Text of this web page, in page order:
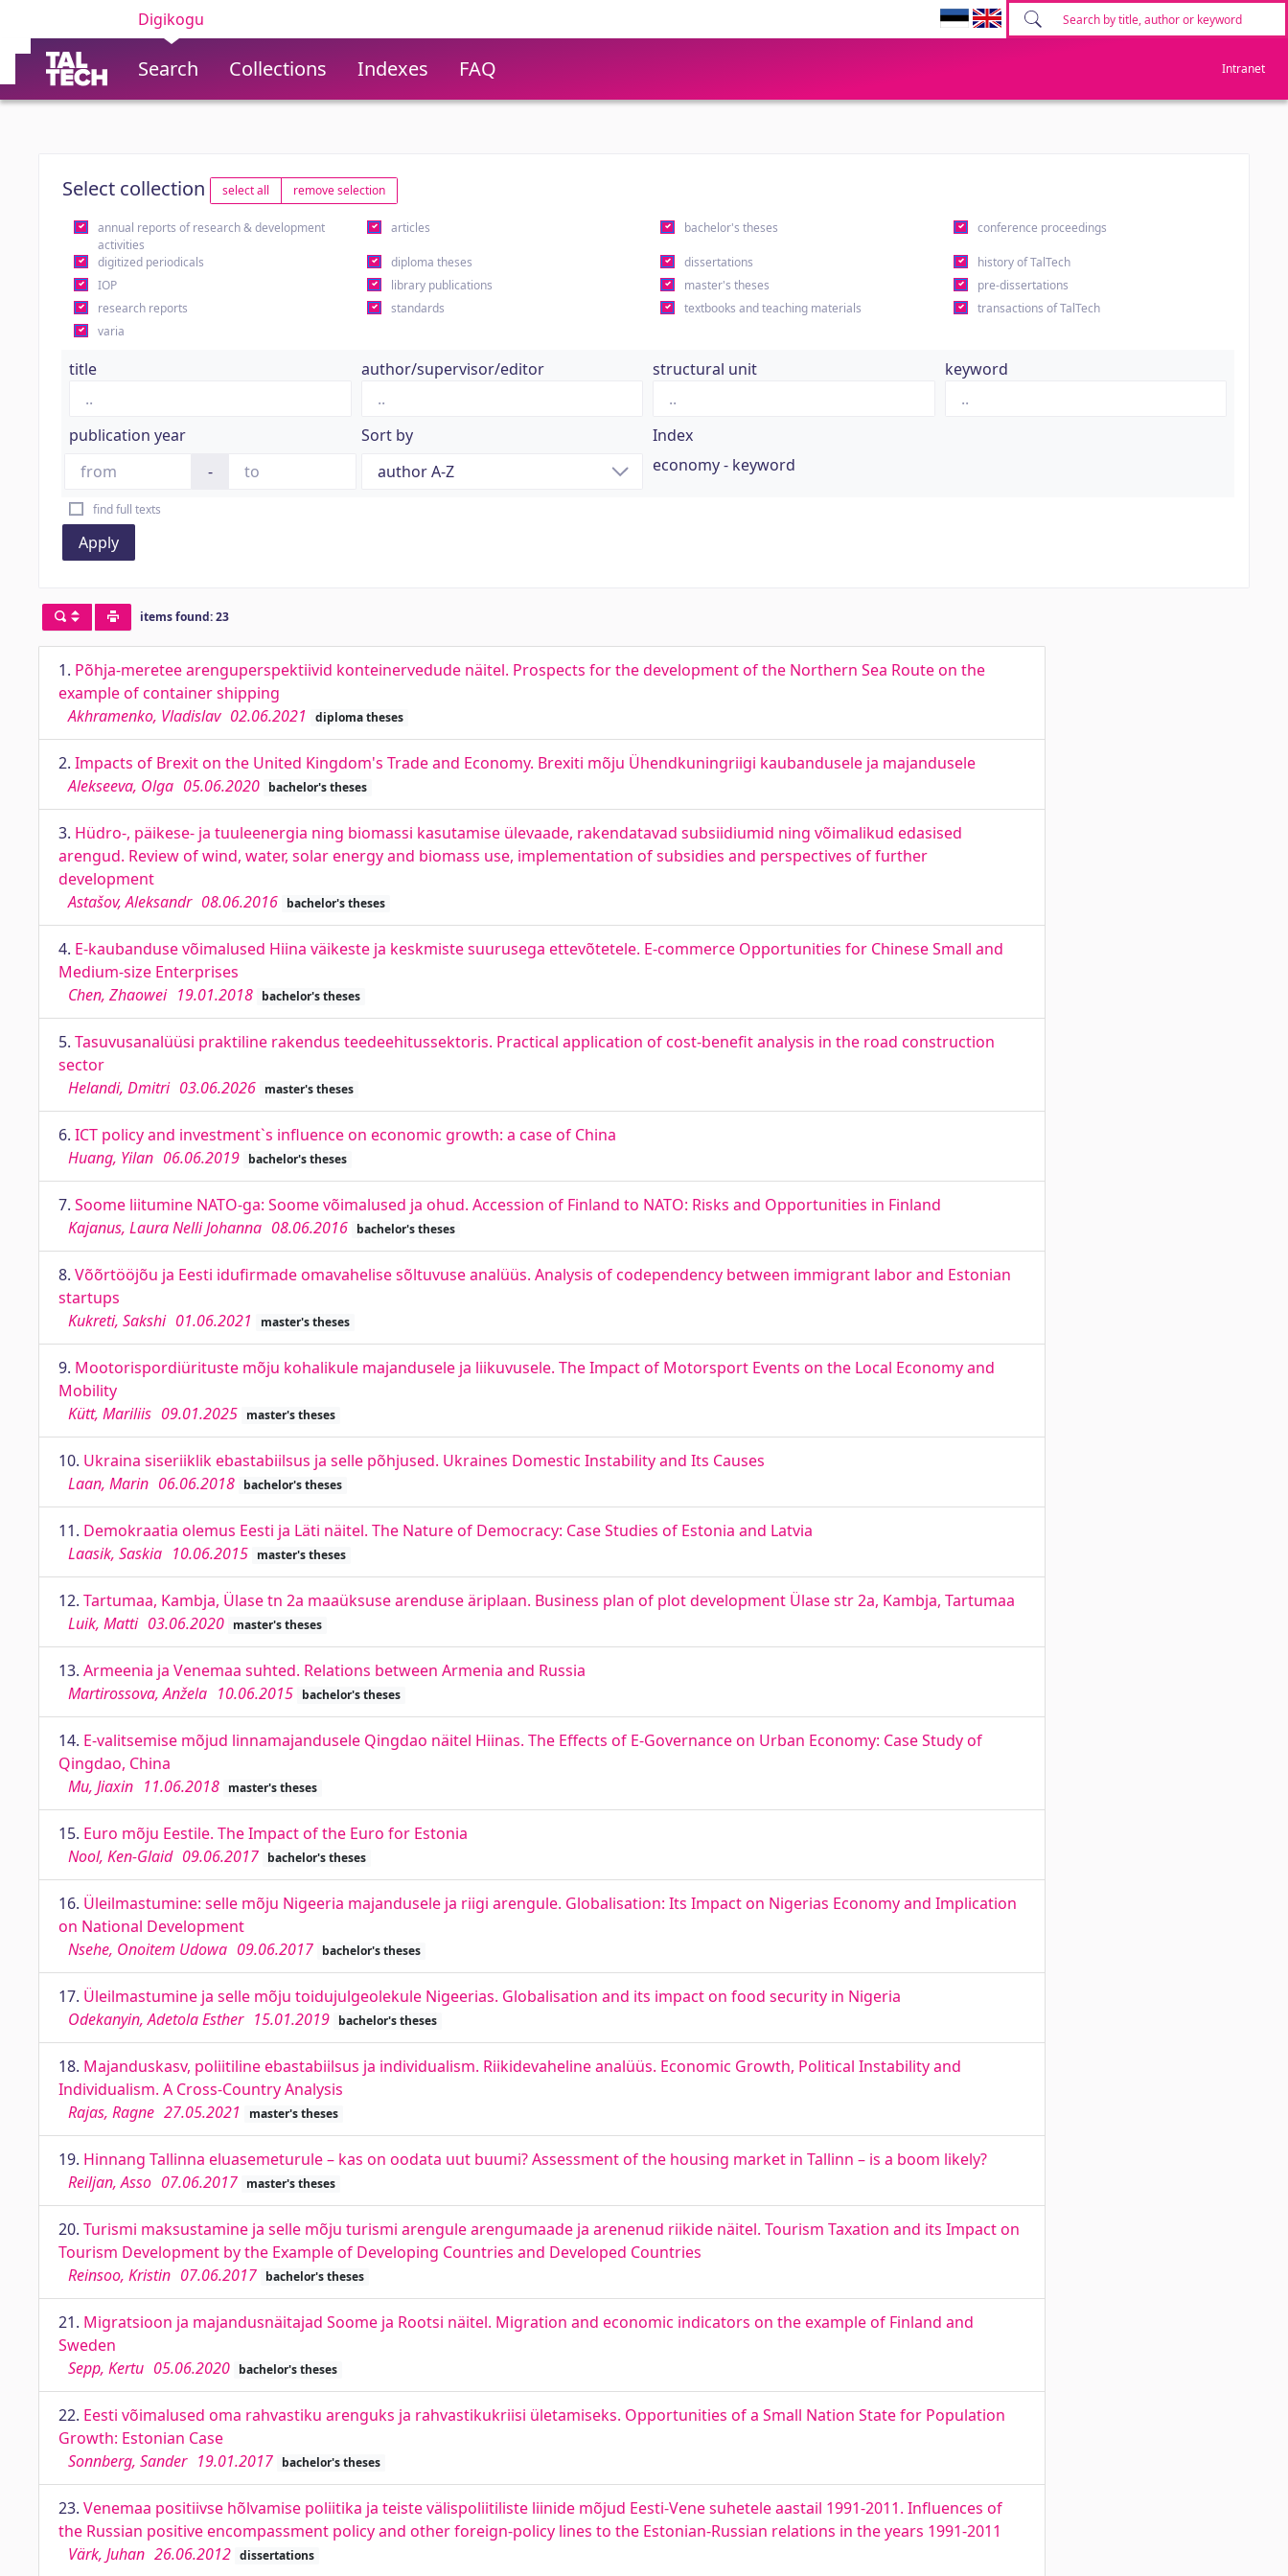
Digikogu
Search Collections Indexes FAQ Intranet
Select collection select all remove selection
annual reports of research & development
activities
articles bachelor's theses conference proceedings
digitized periodicals diploma theses dissertations
history of TalTech
IOP
library publications master's theses
pre-dissertations
research reports
standards textbooks and teaching materials
transactions of TalTech
varia
title author/supervisor/editor structural unit keyword
publication year
-
Sort by
Index
economy - keyword
find full texts
Apply
items found: 23
1. Põhja-meretee arenguperspektiivid konteinervedude näitel. Prospects for the development of the Northern Sea Route on the
example of container shipping
Akhramenko, Vladislav 02.06.2021 diploma theses
2. Impacts of Brexit on the United Kingdom's Trade and Economy. Brexiti mõju Ühendkuningriigi kaubandusele ja majandusele
Alekseeva, Olga 05.06.2020 bachelor's theses
3. Hüdro-, päikese- ja tuuleenergia ning biomassi kasutamise ülevaade, rakendatavad subsiidiumid ning võimalikud edasised
arengud. Review of wind, water, solar energy and biomass use, implementation of subsidies and perspectives of further
development
Astašov, Aleksandr 08.06.2016 bachelor's theses
4. E-kaubanduse võimalused Hiina väikeste ja keskmiste suurusega ettevõtetele. E-commerce Opportunities for Chinese Small and
Medium-size Enterprises
Chen, Zhaowei 19.01.2018 bachelor's theses
5. Tasuvusanalüüsi praktiline rakendus teedeehitussektoris. Practical application of cost-benefit analysis in the road construction
sector
Helandi, Dmitri 03.06.2026 master's theses
6. ICT policy and investment`s influence on economic growth: a case of China
Huang, Yilan 06.06.2019 bachelor's theses
7. Soome liitumine NATO-ga: Soome võimalused ja ohud. Accession of Finland to NATO: Risks and Opportunities in Finland
Kajanus, Laura Nelli Johanna 08.06.2016 bachelor's theses
8. Võõrtööjõu ja Eesti idufirmade omavahelise sõltuvuse analüüs. Analysis of codependency between immigrant labor and Estonian
startups
Kukreti, Sakshi 01.06.2021 master's theses
9. Mootorispordiürituste mõju kohalikule majandusele ja liikuvusele. The Impact of Motorsport Events on the Local Economy and
Mobility
Kütt, Mariliis 09.01.2025 master's theses
10. Ukraina siseriiklik ebastabiilsus ja selle põhjused. Ukraines Domestic Instability and Its Causes
Laan, Marin 06.06.2018 bachelor's theses
11. Demokraatia olemus Eesti ja Läti näitel. The Nature of Democracy: Case Studies of Estonia and Latvia
Laasik, Saskia 10.06.2015 master's theses
12. Tartumaa, Kambja, Ülase tn 2a maaüksuse arenduse äriplaan. Business plan of plot development Ülase str 2a, Kambja, Tartumaa
Luik, Matti 03.06.2020 master's theses
13. Armeenia ja Venemaa suhted. Relations between Armenia and Russia
Martirossova, Anžela 10.06.2015 bachelor's theses
14. E-valitsemise mõjud linnamajandusele Qingdao näitel Hiinas. The Effects of E-Governance on Urban Economy: Case Study of
Qingdao, China
Mu, Jiaxin 11.06.2018 master's theses
15. Euro mõju Eestile. The Impact of the Euro for Estonia
Nool, Ken-Glaid 09.06.2017 bachelor's theses
16. Üleilmastumine: selle mõju Nigeeria majandusele ja riigi arengule. Globalisation: Its Impact on Nigerias Economy and Implication
on National Development
Nsehe, Onoitem Udowa 09.06.2017 bachelor's theses
17. Üleilmastumine ja selle mõju toidujulgeolekule Nigeerias. Globalisation and its impact on food security in Nigeria
Odekanyin, Adetola Esther 15.01.2019 bachelor's theses
18. Majanduskasv, poliitiline ebastabiilsus ja individualism. Riikidevaheline analüüs. Economic Growth, Political Instability and
Individualism. A Cross-Country Analysis
Rajas, Ragne 27.05.2021 master's theses
19. Hinnang Tallinna eluasemeturule – kas on oodata uut buumi? Assessment of the housing market in Tallinn – is a boom likely?
Reiljan, Asso 07.06.2017 master's theses
20. Turismi maksustamine ja selle mõju turismi arengule arengumaade ja arenenud riikide näitel. Tourism Taxation and its Impact on
Tourism Development by the Example of Developing Countries and Developed Countries
Reinsoo, Kristin 07.06.2017 bachelor's theses
21. Migratsioon ja majandusnäitajad Soome ja Rootsi näitel. Migration and economic indicators on the example of Finland and
Sweden
Sepp, Kertu 05.06.2020 bachelor's theses
22. Eesti võimalused oma rahvastiku arenguks ja rahvastikukriisi ületamiseks. Opportunities of a Small Nation State for Population
Growth: Estonian Case
Sonnberg, Sander 19.01.2017 bachelor's theses
23. Venemaa positiivse hõlvamise poliitika ja teiste välispoliitiliste liinide mõjud Eesti-Vene suhetele aastail 1991-2011. Influences of
the Russian positive encompassment policy and other foreign-policy lines to the Estonian-Russian relations in the years 1991-2011
Värk, Juhan 26.06.2012 dissertations